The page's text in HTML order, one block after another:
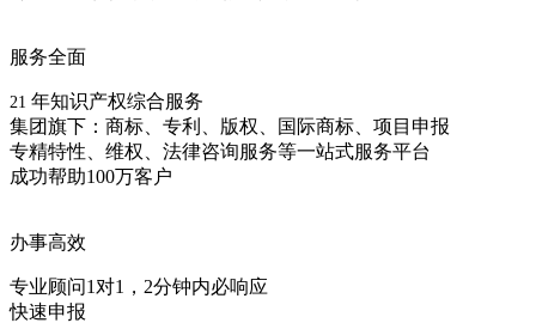
服务全面
21 年知识产权综合服务
集团旗下：商标、专利、版权、国际商标、项目申报
专精特性、维权、法律咨询服务等一站式服务平台
成功帮助100万客户
办事高效
专业顾问1对1，2分钟内必响应
快速申报